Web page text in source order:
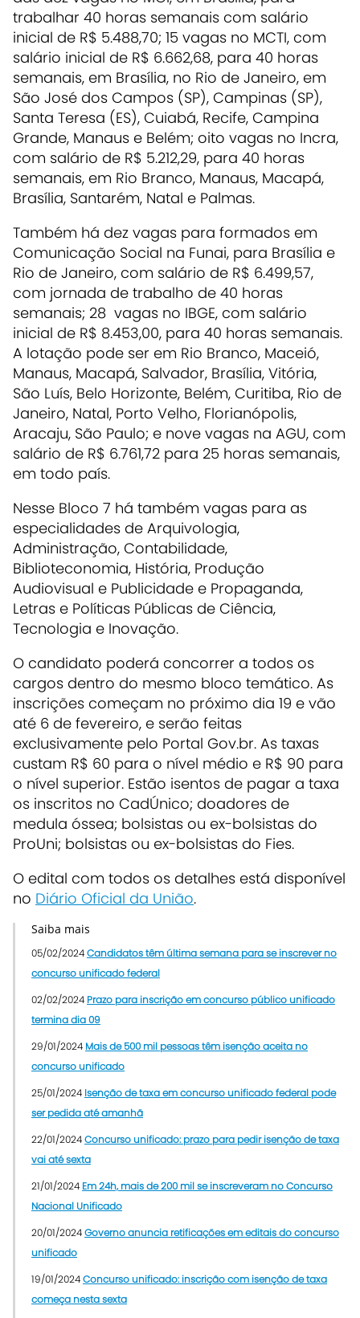
trabalhar 40 horas semanais com salário
inicial de R$ 5.488,70; 15 vagas no MCTI, com
salário inicial de R$ 6.662,68, para 40 horas
semanais, em Brasília, no Rio de Janeiro, em
São José dos Campos (SP), Campinas (SP),
Santa Teresa (ES), Cuiabá, Recife, Campina
Grande, Manaus e Belém; oito vagas no Incra,
com salário de R$ 5.212,29, para 40 horas
semanais, em Rio Branco, Manaus, Macapá,
Brasília, Santarém, Natal e Palmas.
Também há dez vagas para formados em
Comunicação Social na Funai, para Brasília e
Rio de Janeiro, com salário de R$ 6.499,57,
com jornada de trabalho de 40 horas
semanais; 28 vagas no IBGE, com salário
inicial de R$ 8.453,00, para 40 horas semanais.
A lotação pode ser em Rio Branco, Maceió,
Manaus, Macapá, Salvador, Brasília, Vitória,
São Luís, Belo Horizonte, Belém, Curitiba, Rio de
Janeiro, Natal, Porto Velho, Florianópolis,
Aracaju, São Paulo; e nove vagas na AGU, com
salário de R$ 6.761,72 para 25 horas semanais,
em todo país.
Nesse Bloco 7 há também vagas para as
especialidades de Arquivologia,
Administração, Contabilidade,
Biblioteconomia, História, Produção
Audiovisual e Publicidade e Propaganda,
Letras e Políticas Públicas de Ciência,
Tecnologia e Inovação.
O candidato poderá concorrer a todos os
cargos dentro do mesmo bloco temático. As
inscrições começam no próximo dia 19 e vão
até 6 de fevereiro, e serão feitas
exclusivamente pelo Portal Gov.br. As taxas
custam R$ 60 para o nível médio e R$ 90 para
o nível superior. Estão isentos de pagar a taxa
os inscritos no CadÚnico; doadores de
medula óssea; bolsistas ou ex-bolsistas do
ProUni; bolsistas ou ex-bolsistas do Fies.
O edital com todos os detalhes está disponível
no Diário Oficial da União.
Saiba mais
05/02/2024Candidatos têm última semana para se inscrever no
concurso unificado federal
02/02/2024 Prazo para inscrição em concurso público unificado
termina dia 09
29/01/2024 Mais de 500 mil pessoas têm isenção aceita no
concurso unificado
25/01/2024 Isenção de taxa em concurso unificado federal pode
ser pedida até amanhã
22/01/2024Concurso unificado: prazo para pedir isenção de taxa
vai até sexta
21/01/2024 Em 24h, mais de 200 mil se inscreveram no Concurso
Nacional Unificado
20/01/2024Governo anuncia retificações em editais do concurso
unificado
19/01/2024Concurso unificado: inscrição com isenção de taxa
começa nesta sexta